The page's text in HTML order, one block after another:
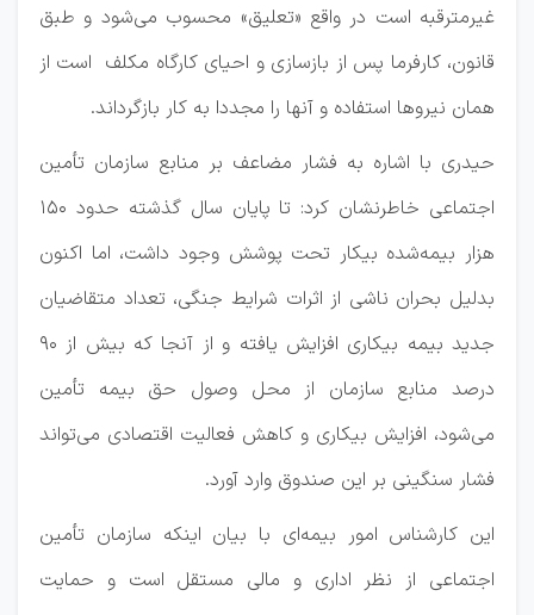
غیرمترقبه است در واقع «تعلیق» محسوب می‌شود و طبق
قانون، کارفرما پس از بازسازی و احیای کارگاه مکلف است از
همان نیروها استفاده و آنها را مجددا به کار بازگرداند.
حیدری با اشاره به فشار مضاعف بر منابع سازمان تأمین
اجتماعی خاطرنشان کرد: تا پایان سال گذشته حدود ۱۵۰
هزار بیمه‌شده بیکار تحت پوشش وجود داشت، اما اکنون
بدلیل بحران ناشی از اثرات شرایط جنگی، تعداد متقاضیان
جدید بیمه بیکاری افزایش یافته و از آنجا که بیش از ۹۰
درصد منابع سازمان از محل وصول حق بیمه تأمین
می‌شود، افزایش بیکاری و کاهش فعالیت اقتصادی می‌تواند
فشار سنگینی بر این صندوق وارد آورد.
این کارشناس امور بیمه‌ای با بیان اینکه سازمان تأمین
اجتماعی از نظر اداری و مالی مستقل است و حمایت